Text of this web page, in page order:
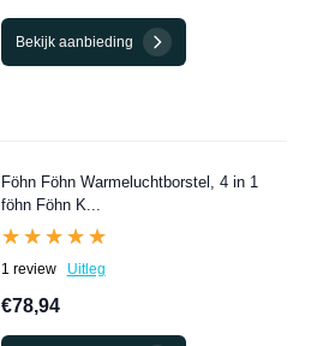
Bekijk aanbieding
Föhn Föhn Warmeluchtborstel, 4 in 1
föhn Föhn K...
★★★★★
★★★★★
1 review Uitleg
€78,94